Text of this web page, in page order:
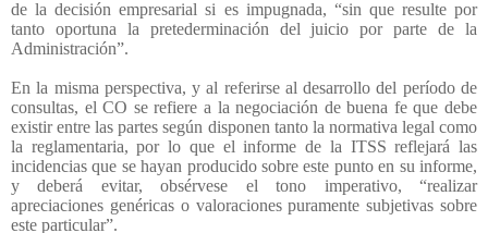
de la decisión empresarial si es impugnada, “sin que resulte por
tanto oportuna la pretederminación del juicio por parte de la
Administración”.
En la misma perspectiva, y al referirse al desarrollo del período de
consultas, el CO se refiere a la negociación de buena fe que debe
existir entre las partes según disponen tanto la normativa legal como
la reglamentaria, por lo que el informe de la ITSS reflejará las
incidencias que se hayan producido sobre este punto en su informe,
y deberá evitar, obsérvese el tono imperativo, “realizar
apreciaciones genéricas o valoraciones puramente subjetivas sobre
este particular”.